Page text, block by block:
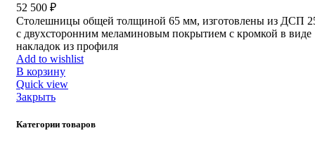
Закрыть
Категории товаров
52 500 ₽
Столешницы общей толщиной 65 мм, изготовлены из ДСП
с двухсторонним меламиновым покрытием с кромкой в виде
накладок из профиля
Add to wishlist
В корзину
Quick view